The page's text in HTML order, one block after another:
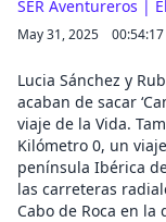
SER Aventureros |
May 31, 2025 00:54:17
Lucia Sánchez y
acaban de sacar
viaje de la Vida.
Kilómetro 0, un
península Ibérica
las carreteras
Cabo de Roca en